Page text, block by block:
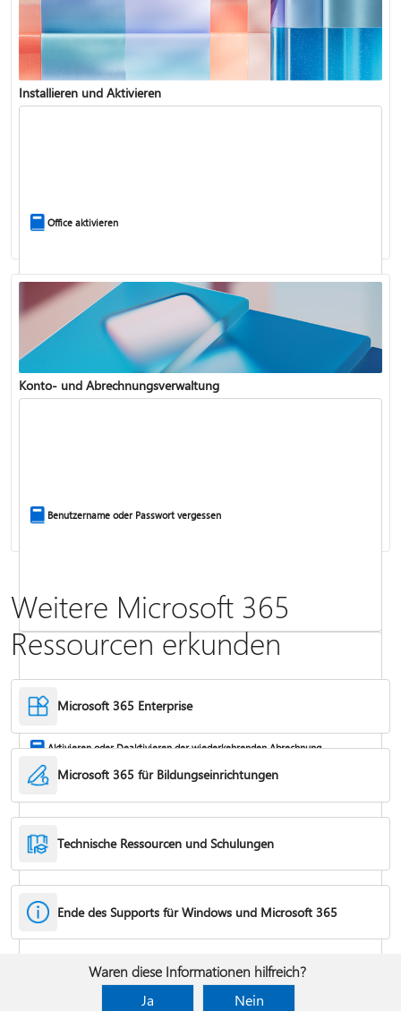
Aktualisieren Microsoft 365 für Windows
Häufig gestellte Fragen zu Copilot in Microsoft 365-Abonnements
Installieren und Aktivieren
Office aktivieren
Korrekturen oder Problemumgehungen für Office-Installations- oder
Konto- und Abrechnungsverwaltung
Benutzername oder Passwort vergessen
Aktivieren oder Deaktivieren der wiederkehrenden Abrechnung
Kündigen eines Microsoft 365-Abonnements
Weitere Microsoft 365
Ressourcen erkunden
Microsoft 365 Enterprise
Microsoft 365 für Bildungseinrichtungen
Technische Ressourcen und Schulungen
Ende des Supports für Windows und Microsoft 365
Waren diese Informationen hilfreich?
Ja
Nein